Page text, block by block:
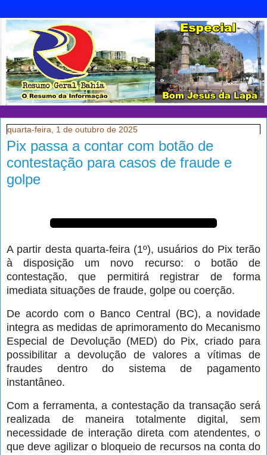
quarta-feira, 1 de outubro de 2025
Pix passa a contar com botão de
contestação para casos de fraude e
golpe
A partir desta quarta-feira (1º), usuários do Pix terão
à disposição um novo recurso: o botão de
contestação, que permitirá registrar de forma
imediata situações de fraude, golpe ou coerção.
De acordo com o Banco Central (BC), a novidade
integra as medidas de aprimoramento do Mecanismo
Especial de Devolução (MED) do Pix, criado para
possibilitar a devolução de valores a vítimas de
fraudes dentro do sistema de pagamento
instantâneo.
Com a ferramenta, a contestação da transação será
realizada de maneira totalmente digital, sem
necessidade de interação direta com atendentes, o
que deve agilizar o bloqueio de recursos na conta do